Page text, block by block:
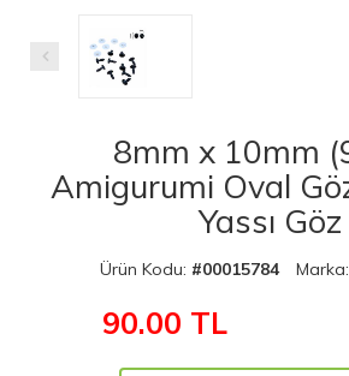
8mm x 10mm
Amigurumi Oval
Yassı Göz
Ürün Kodu: #00015784 Marka:
90.00 TL